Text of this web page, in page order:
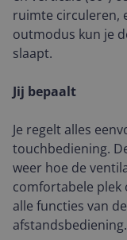
ruimte circuleren,
outmodus kun je
slaapt.
Jij bepaalt
Je regelt alles
touchbediening.
weer hoe de
comfortabele plek
alle functies van
afstandsbediening.